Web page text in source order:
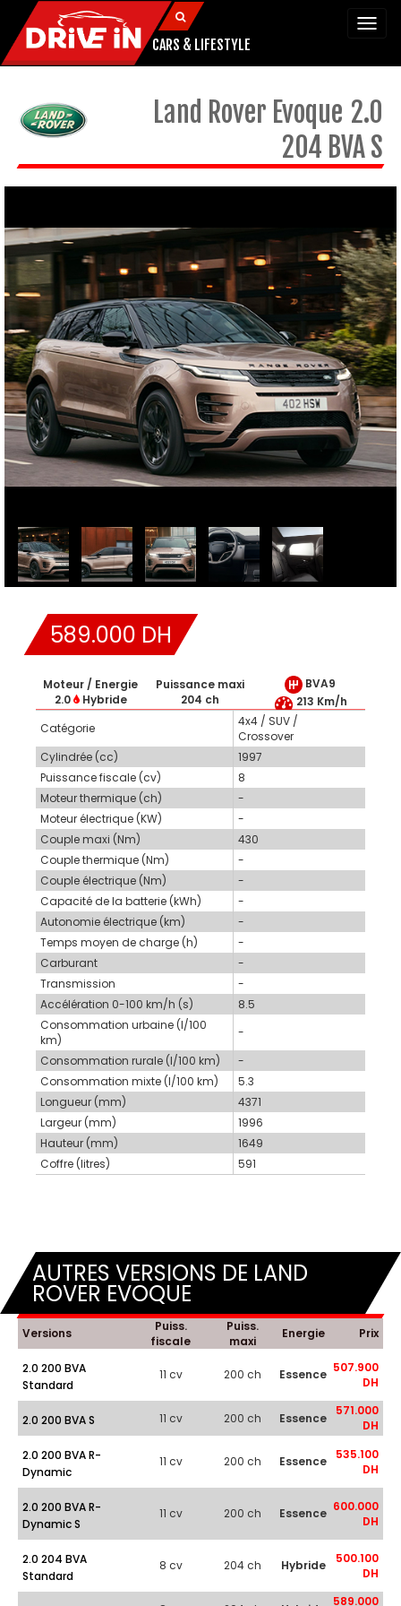
CARS & LIFESTYLE
Land Rover Evoque 2.0
204 BVA S
589.000 DH
Moteur / Energie
2.0 Hybride
Puissance maxi
204 ch
BVA9
213 Km/h
Catégorie
4x4 / SUV /
Crossover
Cylindrée (cc)
1997
Puissance fiscale (cv)
8
Moteur thermique (ch)
-
Moteur électrique (KW)
-
Couple maxi (Nm)
430
Couple thermique (Nm)
-
Couple électrique (Nm)
-
Capacité de la batterie (kWh)
-
Autonomie électrique (km)
-
Temps moyen de charge (h)
-
Carburant
-
Transmission
-
Accélération 0-100 km/h (s)
8.5
Consommation urbaine (l/100
km)
-
Consommation rurale (l/100 km)
-
Consommation mixte (l/100 km)
5.3
Longueur (mm)
4371
Largeur (mm)
1996
Hauteur (mm)
1649
Coffre (litres)
591
AUTRES VERSIONS DE LAND
ROVER EVOQUE
Versions
Puiss.
fiscale
Puiss.
maxi
Energie Prix
2.0 200 BVA
Standard
11 cv 200 ch Essence 507.900
DH
2.0 200 BVA S 11 cv 200 ch Essence
571.000
DH
2.0 200 BVA R-
Dynamic
11 cv 200 ch Essence
535.100
DH
2.0 200 BVA R-
Dynamic S
11 cv 200 ch Essence 600.000
DH
2.0 204 BVA
Standard
8 cv 204 ch Hybride
500.100
DH
589.000